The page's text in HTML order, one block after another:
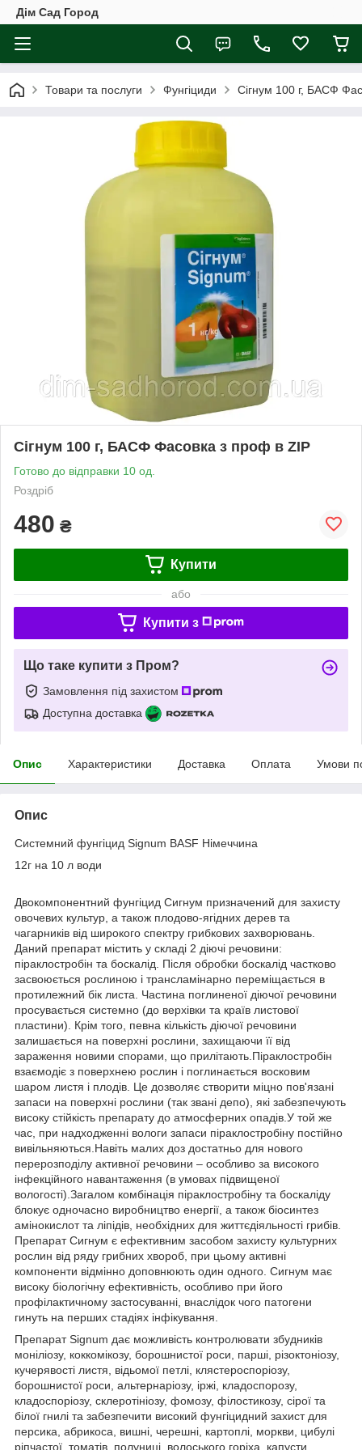
Дім Сад Город
Товари та послуги Фунгіциди Сігнум 100 г, БАСФ
Сігнум 100 г, БАСФ Фасовка з проф в ZIP
Готово до відправки 10 од.
Роздріб
480 ₴
Купити
або
Купити з
Що таке купити з Пром?
Замовлення під захистом
Доступна доставка
Опис Характеристики Доставка Оплата Умови
Опис
Системний фунгіцид Signum BASF Німеччина
12г на 10 л води
Двокомпонентний фунгіцид Сигнум призначений для захисту
овочевих культур, а також плодово-ягідних дерев та
чагарників від широкого спектру грибкових захворювань.
Даний препарат містить у складі 2 діючі речовини:
піраклостробін та боскалід. Після обробки боскалід частково
засвоюється рослиною і трансламінарно переміщається в
протилежний бік листа. Частина поглиненої діючої речовини
просувається системно (до верхівки та країв листової
пластини). Крім того, певна кількість діючої речовини
залишається на поверхні рослини, захищаючи її від
зараження новими спорами, що прилітають.Піраклостробін
взаємодіє з поверхнею рослин і поглинається восковим
шаром листя і плодів. Це дозволяє створити міцно пов'язані
запаси на поверхні рослини (так звані депо), які забезпечують
високу стійкість препарату до атмосферних опадів.У той же
час, при надходженні вологи запаси піраклостробіну постійно
вивільняються.Навіть малих доз достатньо для нового
перерозподілу активної речовини – особливо за високого
інфекційного навантаження (в умовах підвищеної
вологості).Загалом комбінація піраклостробіну та боскаліду
блокує одночасно виробництво енергії, а також біосинтез
амінокислот та ліпідів, необхідних для життєдіяльності грибів.
Препарат Сигнум є ефективним засобом захисту культурних
рослин від ряду грибних хвороб, при цьому активні
компоненти відмінно доповнюють один одного. Сигнум має
високу біологічну ефективність, особливо при його
профілактичному застосуванні, внаслідок чого патогени
гинуть на перших стадіях інфікування.
Препарат Signum дає можливість контролювати збудників
моніліозу, коккомікозу, борошнистої роси, парші, різоктоніозу,
кучерявості листя, відьомої петлі, клястероспоріозу,
борошнистої роси, альтернаріозу, іржі, кладоспорозу,
кладоспоріозу, склеротініозу, фомозу, філостикозу, сірої та
білої гнилі та забезпечити високий фунгіцидний захист для
персика, абрикоса, вишні, черешні, картоплі, моркви, цибулі
ріпчастої, томатів, полуниці, волоського горіха, капусти.